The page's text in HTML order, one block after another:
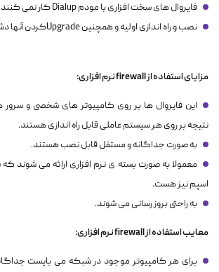
فایروال های سخت افزاری با مودم Dialup کار نمی کنند.
نصب و راه اندازی اولیه و همچنین Upgradeکردن آنها دشوار خواهد بود.
مزایای استفاده از firewall نرم افزاری:
این فایروال ها بر روی کامپیوتر های شخصی و سرور
نتیجه بر روی هر سیستم عاملی قابل راه اندازی هستند.
به صورت جداگانه و مستقل قابل نصب هستند.
معمولا به صورت بسته ی نرم افزاری ارائه می شوند که
اسپم نیز هست.
به راحتی بروز رسانی می شوند.
معایب استفاده از firewall نرم افزاری:
برای هر کامپیوتر موجود در شبکه می بایست